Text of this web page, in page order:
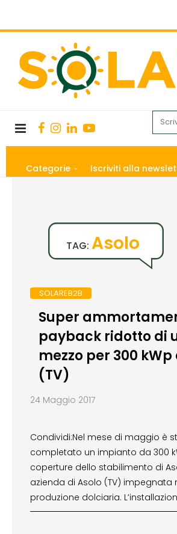
Categorie Iscriviti alla
TAG: Asolo
SOLAREB2B
Super
payback ridotto di
mezzo per 300
(TV)
24 Maggio 2017
Condividi:Nel mese di maggio è
completato un impianto da 300
coperture dello stabilimento di
azienda di Asolo (TV) impegnata
produzione dolciaria.